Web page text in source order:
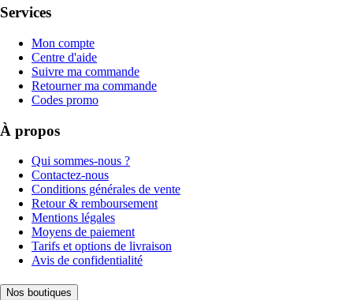
Services
Mon compte
Centre d'aide
Suivre ma commande
Retourner ma commande
Codes promo
À propos
Qui sommes-nous ?
Contactez-nous
Conditions générales de vente
Retour & remboursement
Mentions légales
Moyens de paiement
Tarifs et options de livraison
Avis de confidentialité
Nos boutiques